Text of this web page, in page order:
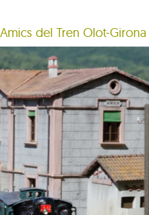
del Tren Olot-Girona